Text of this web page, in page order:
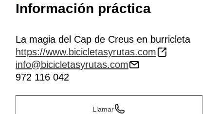
Información práctica
La magia del Cap de Creus en burricleta
https://www.bicicletasyrutas.com
info@bicicletasyrutas.com
972 116 042
Llamar